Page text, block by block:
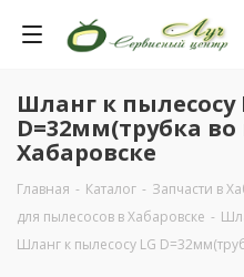
Шланг к пылесосу
D=32мм(трубка во
Хабаровске
Главная - Каталог - Запчасти в
для пылесосов в Хабаровске -
Шланг к пылесосу LG